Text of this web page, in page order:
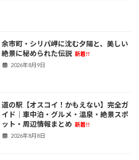
余市町・シリパ岬に沈む夕陽と、美しい
絶景に秘められた伝説 新着!!
2026年8月9日
道の駅【オスコイ！かもえない】完全ガ
イド｜車中泊・グルメ・温泉・絶景スポ
ット・周辺情報まとめ 新着!!
2026年8月8日